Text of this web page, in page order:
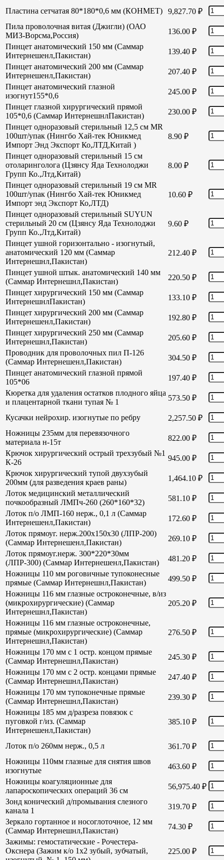
Пластина сетчатая 80*180*0,6 мм (КОНМЕТ) 9,827.70 ₽
Пила проволочная витая (Джигли) (ОАО
МИЗ-Ворсма,Россия)
136.00 ₽
Пинцет анатомический 150 мм (Саммар
Интернешенл,Пакистан)
139.40 ₽
Пинцет анатомический 200 мм (Саммар
Интернешенл,Пакистан)
207.40 ₽
Пинцет анатомический глазной
изогнут155*0,6
245.00 ₽
Пинцет глазной хирургический прямой
105*0,6 (Саммар ИнтернешнлПакистан)
230.00 ₽
Пинцет одноразовый стерильный 12,5 см MR
100шт/упак (Нингбо Хай-тек Юникмед
Импорт Энд Экспорт Ко,ЛТД,Китай )
8.90 ₽
Пинцет одноразовый стерильный 15 см
отоларинголога (Цзянсу Яда Технолоджи
Групп Ко.,Лтд,Китай)
8.00 ₽
Пинцет одноразовый стерильный 19 см MR
100шт/упак (Нингбо Хай-тек Юникмед
Импорт энд Экспорт Ко,ЛТД)
10.60 ₽
Пинцет одноразовый стерильный SUYUN
стерильный 20 см (Цзянсу Яда Технолоджи
Групп Ко.,Лтд,Китай)
9.60 ₽
Пинцет ушной горизонтально - изогнутый,
анатомический 120 мм (Саммар
Интернешнл,Пакистан)
212.40 ₽
Пинцет ушной штык. анатомический 140 мм
(Саммар Интернешнл,Пакистан)
220.50 ₽
Пинцет хирургический 150 мм (Саммар
ИнтернешнлПакистан)
133.10 ₽
Пинцет хирургический 200 мм (Саммар
Интернешенл,Пакистан)
192.80 ₽
Пинцет хирургический 250 мм (Саммар
Интернешнл,Пакистан)
205.60 ₽
Проводник для проволочных пил П-126
(Саммар Интернешенл,Пакистан)
304.50 ₽
Пинцет анатомический глазной прямой
105*06
197.40 ₽
Кюретка для удаления остатков плодного яйца
и плацентарной ткани тупая № 1
573.50 ₽
Кусачки нейрохир. изогнутые по ребру 2,257.50 ₽
Ножницы 235мм для перевязочного
материала н-15т
822.00 ₽
Крючок хирургический острый трехзубый №1
К-26
945.00 ₽
Крючок хирургический тупой двухзубый
200мм (для разведения краев раны)
1,464.10 ₽
Лоток медицинский металлический
почкообразный ЛМПч-260 (260*160*32)
581.10 ₽
Лоток п/о ЛМП-160 нерж., 0,1 л (Саммар
Интернешенл,Пакистан)
172.60 ₽
Лоток прямоуг. нерж.200х150х30 (ЛПР-200)
(Саммар Интернешенл,Пакистан)
269.10 ₽
Лоток прямоуг.нерж. 300*220*30мм
(ЛПР-300) (Саммар Интернешенл,Пакистан)
481.20 ₽
Ножницы 110 мм роговичные тупоконесные
прямые (Саммар Интернешнл,Пакистан)
499.50 ₽
Ножницы 116 мм глазные остроконечные, в/из
(микрохирургические) (Саммар
Интернешнл,Пакистан)
205.20 ₽
Ножницы 116 мм глазные остроконечные,
прямые (микрохирургические) (Саммар
Интернешнл,Пакистан)
276.50 ₽
Ножницы 170 мм с 1 остр. концом прямые
(Саммар Интернешнл,Пакистан)
245.30 ₽
Ножницы 170 мм с 2 остр. концами прямые
(Саммар Интернешнл,Пакистан)
247.40 ₽
Ножницы 170 мм тупоконечные прямые
(Саммар Интернешнл,Пакистан)
239.30 ₽
Ножницы 185 мм д/разреза повязок с
пуговкой г/из. (Саммар
Интернешенл,Пакистан)
385.10 ₽
Лоток п/о 260мм нерж., 0,5 л 361.70 ₽
Ножницы 110мм глазные для снятия швов
изогнутые
463.60 ₽
Ножницы коагуляционные для
лапароскопических операций 36 см
56,975.40 ₽
Зонд конический д/промывания слезного
канала 1
319.70 ₽
Зеркало гортанное и носоглоточное, 12 мм
(Саммар Интернешнл,Пакистан)
74.30 ₽
Зажимы: гемостатические - Рочестера-
Окснера (Зажим к/о 1х2 зубый, зубчатый,
225.00 ₽